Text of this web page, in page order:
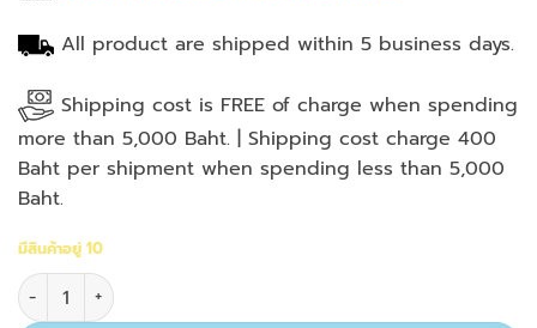
All product are shipped within 5 business days.
Shipping cost is FREE of charge when spending
more than 5,000 Baht. | Shipping cost charge 400
Baht per shipment when spending less than 5,000
Baht.
มีสินค้าอยู่ 10
จำนวน 1000ul, Racked, Filter, Low Retention, Clear,